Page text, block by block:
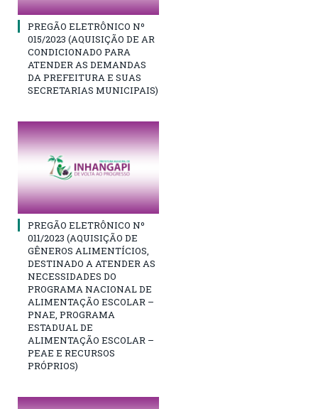
PREGÃO ELETRÔNICO Nº
015/2023 (AQUISIÇÃO DE AR
CONDICIONADO PARA
ATENDER AS DEMANDAS
DA PREFEITURA E SUAS
SECRETARIAS MUNICIPAIS)
PREGÃO ELETRÔNICO Nº
011/2023 (AQUISIÇÃO DE
GÊNEROS ALIMENTÍCIOS,
DESTINADO A ATENDER AS
NECESSIDADES DO
PROGRAMA NACIONAL DE
ALIMENTAÇÃO ESCOLAR –
PNAE, PROGRAMA
ESTADUAL DE
ALIMENTAÇÃO ESCOLAR –
PEAE E RECURSOS
PRÓPRIOS)